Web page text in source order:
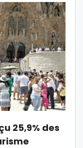
25,9% des